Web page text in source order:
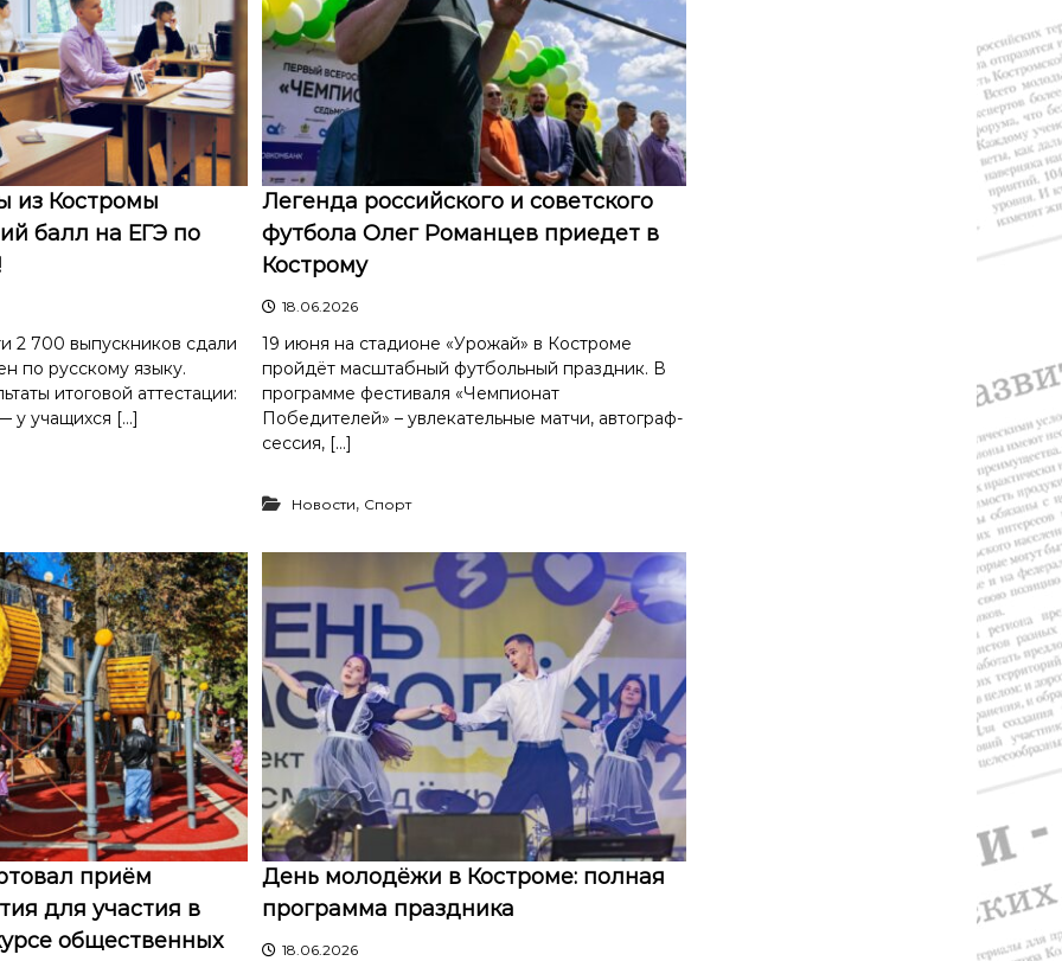
из Костромы
балл на ЕГЭ по
2 700 выпускников сдали
по русскому языку.
итоговой аттестации:
у учащихся […]
Легенда российского и советского
футбола Олег Романцев приедет в
Кострому
18.06.2026
19 июня на стадионе «Урожай» в Костроме
пройдёт масштабный футбольный праздник. В
программе фестиваля «Чемпионат
Победителей» – увлекательные матчи, автограф-
сессия, […]
Новости, Спорт
приём
для участия в
общественных
День молодёжи в Костроме: полная
программа праздника
18.06.2026